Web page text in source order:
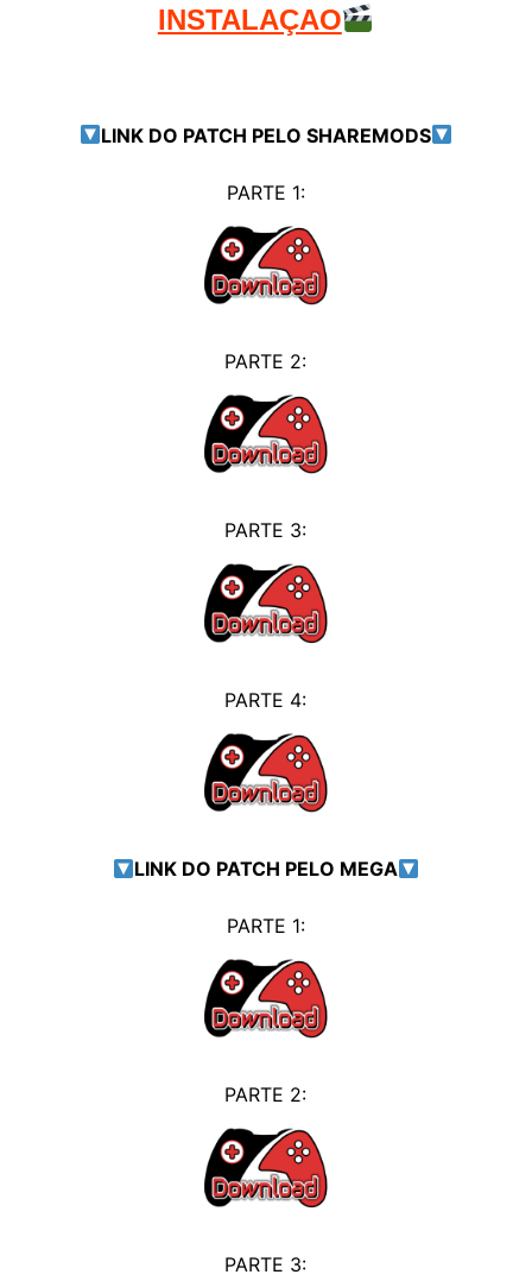
INSTALAÇAO
LINK DO PATCH PELO SHAREMODS
PARTE 1:
PARTE 2:
PARTE 3:
PARTE 4:
LINK DO PATCH PELO MEGA
PARTE 1:
PARTE 2:
PARTE 3: